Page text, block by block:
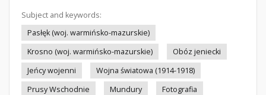
Subject and keywords:
Pasłęk (woj. warmińsko-mazurskie)
Krosno (woj. warmińsko-mazurskie)
Obóz jeniecki
Jeńcy wojenni
Wojna światowa (1914-1918)
Prusy Wschodnie
Mundury
Fotografia